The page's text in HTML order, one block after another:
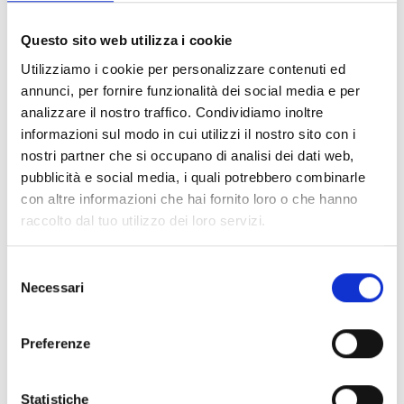
Questo sito web utilizza i cookie
Utilizziamo i cookie per personalizzare contenuti ed
annunci, per fornire funzionalità dei social media e per
analizzare il nostro traffico. Condividiamo inoltre
informazioni sul modo in cui utilizzi il nostro sito con i
nostri partner che si occupano di analisi dei dati web,
pubblicità e social media, i quali potrebbero combinarle
con altre informazioni che hai fornito loro o che hanno
raccolto dal tuo utilizzo dei loro servizi.
delNecessari
Preferenze
Statistiche
eventos críticos não sejam perdidos. Isto permite uma
maior capacidade de resposta em caso de alarme ou
situações relevantes.